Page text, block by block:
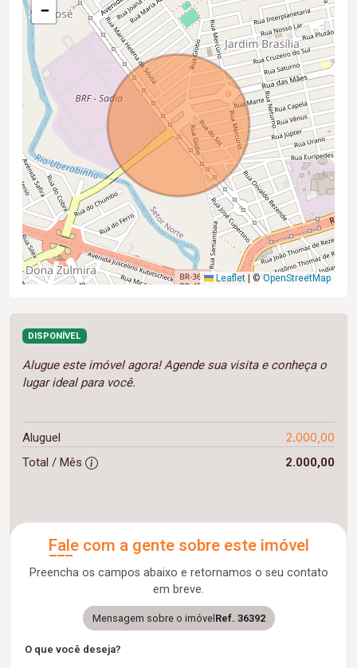
−
Leaflet ©OpenStreetMap
DISPONÍVEL
Alugue este imóvel agora! Agende sua visita e conheça o
lugar ideal para você.
Aluguel 2.000,00
Total / Mês 2.000,00
Fale com a gente sobre este imóvel
Preencha os campos abaixo e retornamos o seu contato
em breve.
Mensagem sobre o imóvel Ref. 36392
O que você deseja?